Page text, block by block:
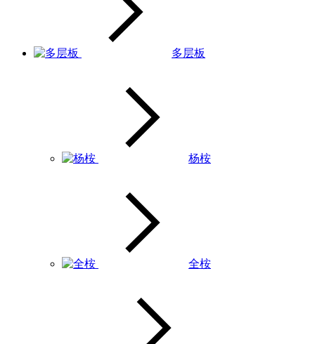
多层板
杨桉
全桉